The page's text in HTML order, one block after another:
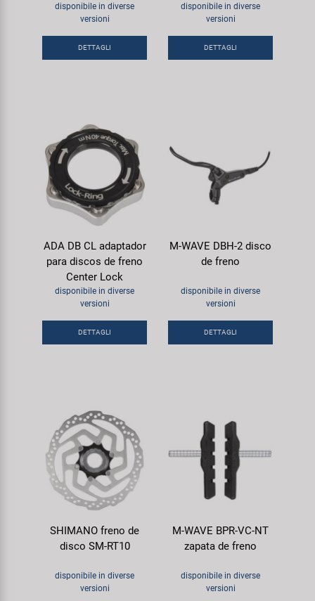
disponibile in diverse
versioni
DETTAGLI
disponibile in diverse
versioni
DETTAGLI
ADA DB CL adaptador
para discos de freno
Center Lock
disponibile in diverse
versioni
DETTAGLI
M-WAVE DBH-2 disco
de freno
disponibile in diverse
versioni
DETTAGLI
SHIMANO freno de
disco SM-RT10
disponibile in diverse
versioni
M-WAVE BPR-VC-NT
zapata de freno
disponibile in diverse
versioni